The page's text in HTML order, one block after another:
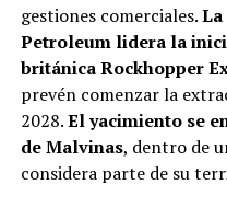
gestiones comerciales.
Petroleum lidera la
británica Rockhopper
prevén comenzar la
2028.El yacimiento se
de Malvinas, dentro de
considera parte de su